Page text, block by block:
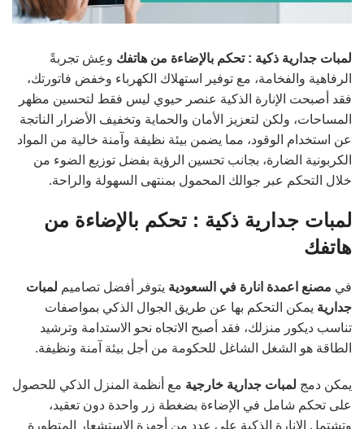
لمبات جدارية ذكية : تحكم بالإضاءة من هاتفك وعِش تجربةً
الرفاهية والفخامة، مع توفير استهلاك الكهرباء وخفض فاتورتك،
فقد أصبحت الإنارة الذكية عنصر حيوي ليس فقط لتحسين مظهر
المساحات، ولكن لتعزيز الأمان والحماية وتخفيف الأضرار الناتجة
عن استخدام الوقود، مما يضمن بيئة نظيفة وآمنة خالية من المواد
الكربونية الضارة، بجانب تحسين الرؤية بفضل توزيع الضوء من
خلال التحكم عبر جوالك المحمول بمنتهى السهولة والراحة.
لمبات جدارية ذكية : تحكم بالإضاءة من
هاتفك
في مصنع اعمدة انارة في السعودية يتوفر أفضل تصاميم لمبات
جدارية يمكن التحكم بها عن طريق الجوال الذكي بمواصفات
تناسب ديكور منزلك، فقد أصبح الاتجاه نحو الاستدامة وترشيد
الطاقة هو الشغل الشاغل للحكومة من أجل بيئة آمنة ونظيفة.
يمكن دمج لمبات جدارية خارجية مع أنظمة المنزل الذكي للحصول
على تحكم شامل في الإضاءة بضغطة زر واحدة دون تعقيد،
وتشتمل الإنارة الذكية على عدد من أجهزة الاستشعار المتطورة